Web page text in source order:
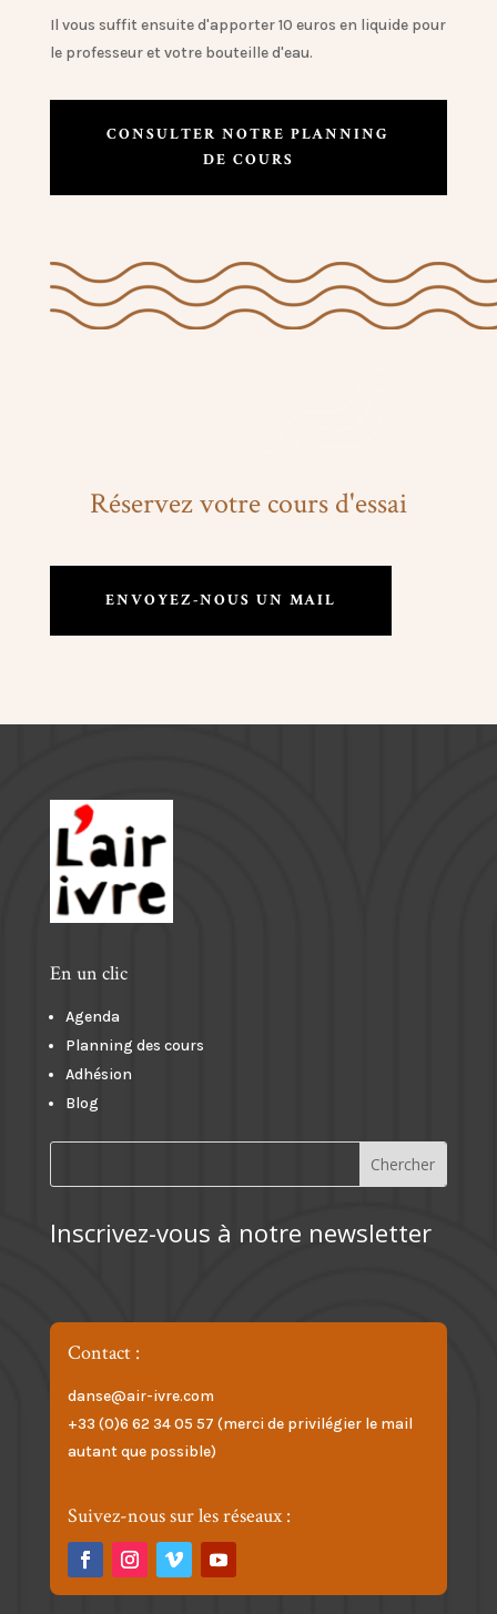
Il vous suffit ensuite d'apporter 10 euros en liquide pour
le professeur et votre bouteille d'eau.
CONSULTER NOTRE PLANNING
DE COURS
Réservez votre cours d'essai
ENVOYEZ-NOUS UN MAIL
En un clic
Agenda
Planning des cours
Adhésion
Blog
Inscrivez-vous à notre newsletter
Contact :
danse@air-ivre.com
+33 (0)6 62 34 05 57 (merci de privilégier le mail
autant que possible)
Suivez-nous sur les réseaux :